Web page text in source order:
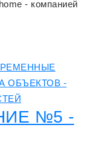
- компанией
№5 -